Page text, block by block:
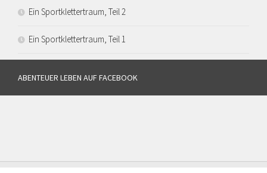
Ein Sportklettertraum, Teil 2
Ein Sportklettertraum, Teil 1
ABENTEUER LEBEN AUF FACEBOOK